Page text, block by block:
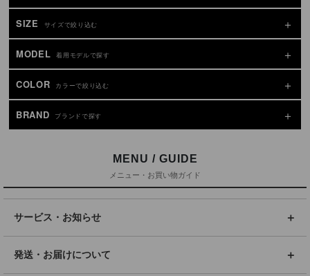
SIZE サイズで絞り込む
MODEL 着用モデルで探す
COLOR カラーで絞り込む
BRAND ブランドで探す
MENU / GUIDE
メニュー・お買い物ガイド
サービス・お知らせ
発送・お届けについて